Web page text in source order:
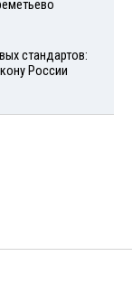
стандартов:
России